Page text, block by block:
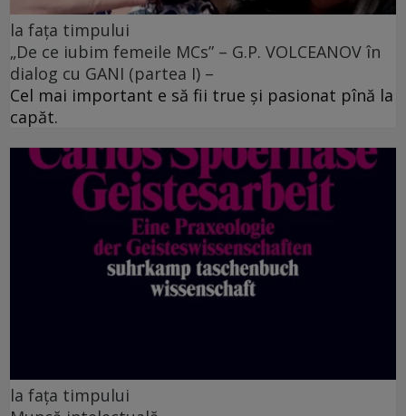
la fața timpului
„De ce iubim femeile MCs” – G.P. VOLCEANOV în
dialog cu GANI (partea I) –
Cel mai important e să fii true şi pasionat pînă la
capăt.
la fața timpului